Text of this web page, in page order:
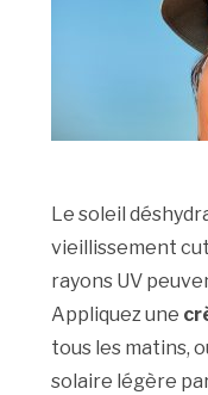
Le soleil
vieillissement
rayons UV
Appliquez une
tous les matins,
solaire légère